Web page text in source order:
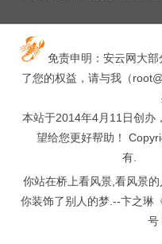
免责申明：安云网大
了您的权益，请与我（
本站于2014年4月11日创办
望给您更好帮助！
有.
你站在桥上看风景,看风景
你装饰了别人的梦.--卞之琳
号